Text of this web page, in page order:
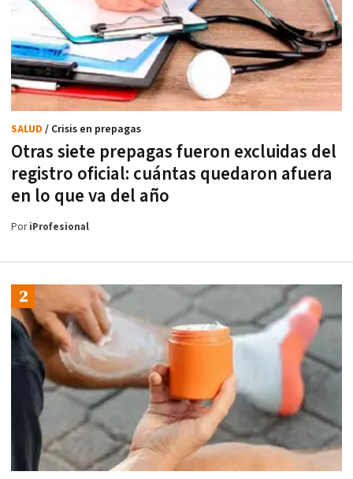
Otras siete prepagas fueron excluidas del
registro oficial: cuántas quedaron afuera
en lo que va del año
SALUD / Crisis en prepagas
PoriProfesional